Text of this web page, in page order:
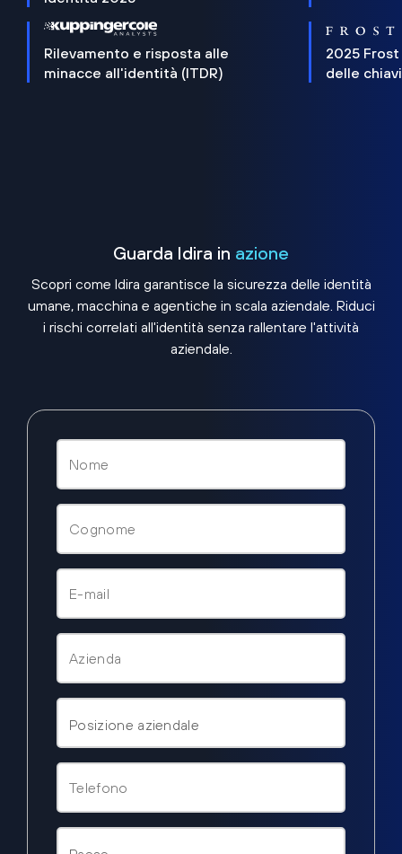
Rilevamento e risposta alle
minacce all'identità (ITDR)
2025 Frost
delle
Guarda Idira in azione
Scopri come Idira garantisce la sicurezza delle identità
umane, macchina e agentiche in scala aziendale. Riduci
i rischi correlati all'identità senza rallentare l'attività
aziendale.